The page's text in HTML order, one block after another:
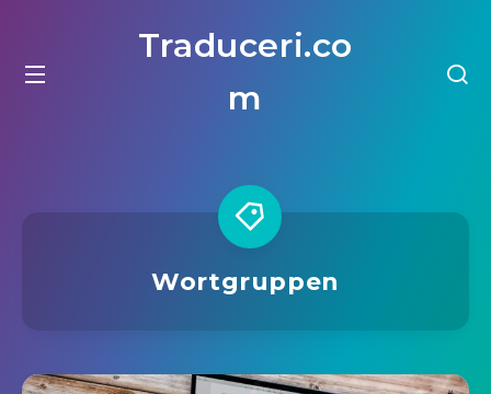
Traduceri.co
m
Wortgruppen